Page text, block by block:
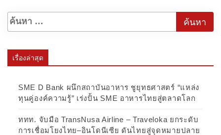
เรื่องล่าสุด
SME D Bank ผนึกสถาบันอาหาร ชูยุทธศาสตร์ “แหล่ง
ทุนคู่องค์ความรู้” เร่งปั้น SME อาหารไทยสู่ตลาดโลก
ททท. จับมือ TransNusa Airline – Traveloka ยกระดับ
การเชื่อมโยงไทย–อินโดนีเซีย ดันไทยสู่จุดหมายปลาย